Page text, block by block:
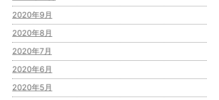
2020年9月
2020年8月
2020年7月
2020年6月
2020年5月